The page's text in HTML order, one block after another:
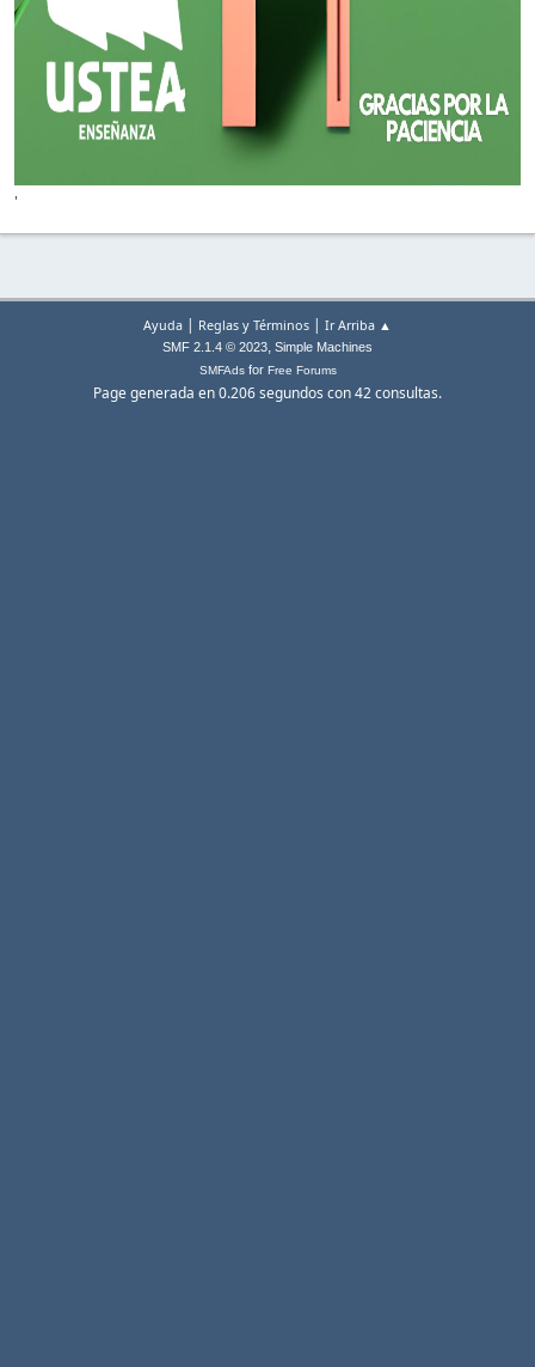
'
Ayuda | Reglas y Términos | Ir Arriba ▲
SMF 2.1.4 © 2023, Simple Machines
SMFAdsfor Free Forums
Page generada en 0.206 segundos con 42 consultas.